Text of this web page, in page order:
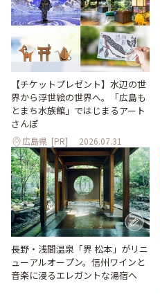
【チケットプレゼント】水辺の世
界から浮世絵の世界へ。「広島も
とまち水族館」ではじまるアート
さんぽ
広島県 [PR] 2026.07.31
長野・浅間温泉「界 松本」がリニ
ューアルオープン。信州ワインと
音楽に浸るエレガントな湯宿へ